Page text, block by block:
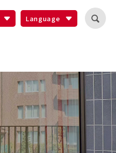
Language